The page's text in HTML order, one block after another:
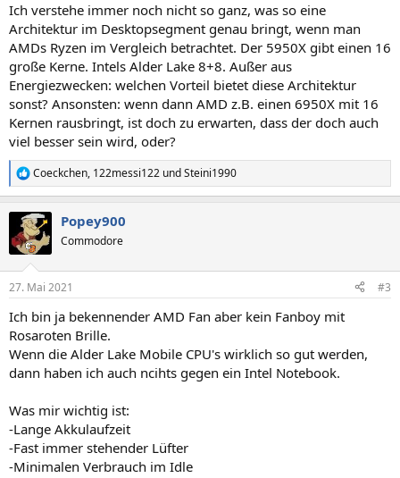
Ich verstehe immer noch nicht so ganz, was so eine
Architektur im Desktopsegment genau bringt, wenn man
AMDs Ryzen im Vergleich betrachtet. Der 5950X gibt einen 16
große Kerne. Intels Alder Lake 8+8. Außer aus
Energiezwecken: welchen Vorteil bietet diese Architektur
sonst? Ansonsten: wenn dann AMD z.B. einen 6950X mit 16
Kernen rausbringt, ist doch zu erwarten, dass der doch auch
viel besser sein wird, oder?
R
e
t
i
e
:
Coeckchen, 122messi122 undSteini1990
Popey900
Commodore
27. Mai 2021 #3
Ich bin ja bekennender AMD Fan aber kein Fanboy mit
Rosaroten Brille.
Wenn die Alder Lake Mobile CPU's wirklich so gut werden,
dann haben ich auch ncihts gegen ein Intel Notebook.
Was mir wichtig ist:
-Lange Akkulaufzeit
-Fast immer stehender Lüfter
-Minimalen Verbrauch im Idle